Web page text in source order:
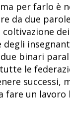
per farlo è
da due
dei
degli
binari
le
successi,
fare un lavoro